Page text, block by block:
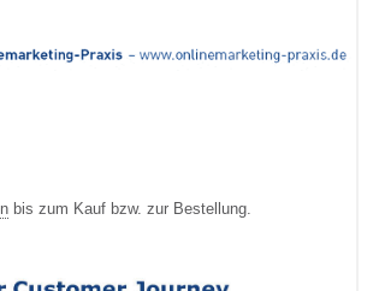
bis zum Kauf bzw. zur Bestellung.